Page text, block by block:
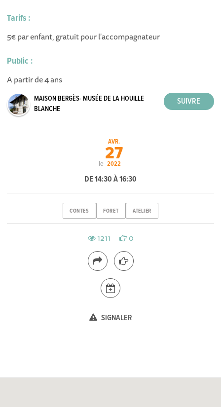
Tarifs :
5€ par enfant, gratuit pour l'accompagnateur
Public :
A partir de 4 ans
MAISON BERGÈS- MUSÉE DE LA HOUILLE
BLANCHE
le
AVR.
27
2022
DE 14:30 À 16:30
CONTES FORET ATELIER
1211 0
SIGNALER